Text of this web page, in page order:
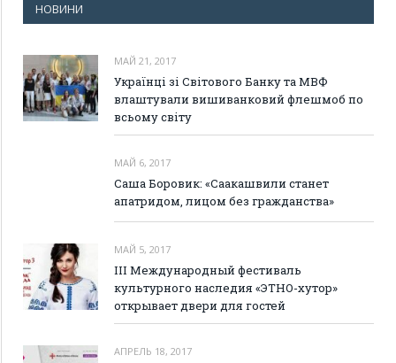
НОВИНИ
МАЙ 21, 2017
Українці зі Світового Банку та МВФ
влаштували вишиванковий флешмоб по
всьому світу
МАЙ 6, 2017
Саша Боровик: «Саакашвили станет
апатридом, лицом без гражданства»
МАЙ 5, 2017
III Международный фестиваль
культурного наследия «ЭТНО-хутор»
открывает двери для гостей
АПРЕЛЬ 18, 2017